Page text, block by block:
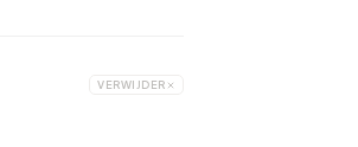
VERWIJDER